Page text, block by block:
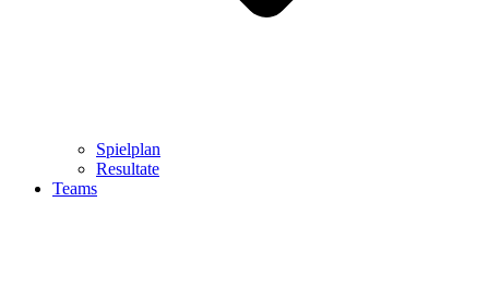
Spielplan
Resultate
Teams